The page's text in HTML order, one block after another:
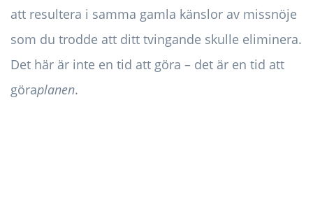
att resultera i samma gamla känslor av missnöje
som du trodde att ditt tvingande skulle eliminera.
Det här är inte en tid att göra – det är en tid att
göraplanen.